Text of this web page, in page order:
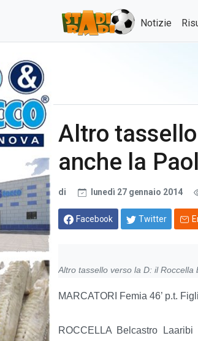
Notizie
Altro
anche la
di lunedì 27 gennaio 2014
Facebook Twitter
Altro tassello verso la D: il Roccella
MARCATORI Femia 46’ p.t.
ROCCELLA Belcastro